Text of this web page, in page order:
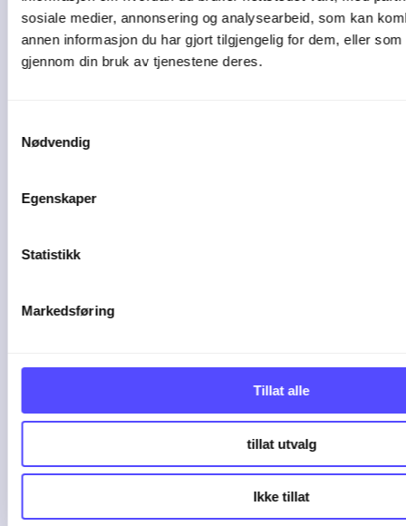
sosiale medier, annonsering og analysearbeid, som kan
annen informasjon du har gjort tilgjengelig for dem, eller
gjennom din bruk av tjenestene deres.
Nødvendig
Egenskaper
Statistikk
Markedsføring
Tillat alle
tillat utvalg
Ikke tillat
Slik får du kontroll på